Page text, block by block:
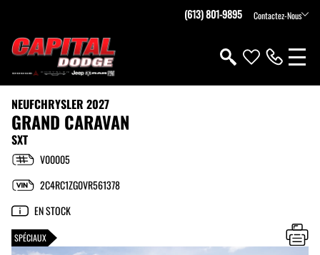
(613) 801-9895 Contactez-Nous
NEUFCHRYSLER 2027
GRAND CARAVAN
SXT
V00005
2C4RC1ZG0VR561378
EN STOCK
SPÉCIAUX